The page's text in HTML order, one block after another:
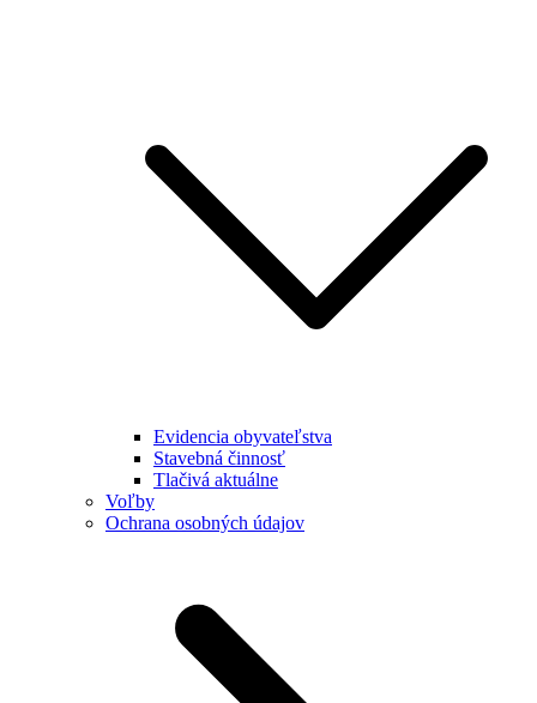
Evidencia obyvateľstva
Stavebná činnosť
Tlačivá aktuálne
Voľby
Ochrana osobných údajov